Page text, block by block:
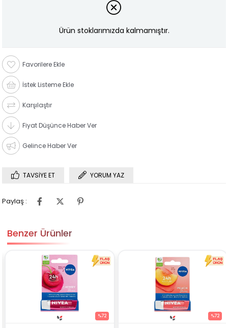
Ürün stoklarımızda kalmamıştır.
Favorilere Ekle
İstek Listeme Ekle
Karşılaştır
Fiyat Düşünce Haber Ver
Gelince Haber Ver
TAVSIYE ET YORUM YAZ
Paylaş :
Benzer Ürünler